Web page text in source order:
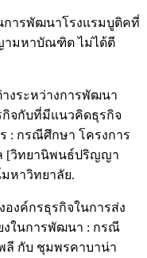
การพัฒนาโรงแรมบูติคที่
ามหาบัณฑิต ไม่ได้ตี
งระหว่างการพัฒนา
กิจกับที่มีแนวคิดธุรกิจ
: กรณีศึกษา โครงการ
ล [วิทยานิพนธ์ปริญญา
หาวิทยาลัย.
งค์กรธุรกิจในการส่ง
งในการพัฒนา : กรณี
ลี กับ ชุมพรคาบาน่า